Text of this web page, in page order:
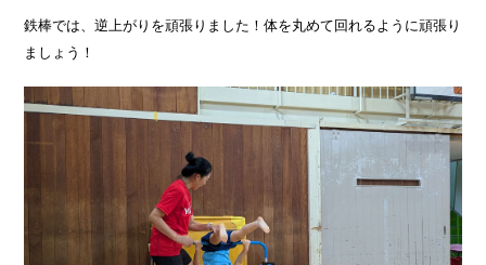
鉄棒では、逆上がりを頑張りました！体を丸めて回れるように頑張り
ましょう！